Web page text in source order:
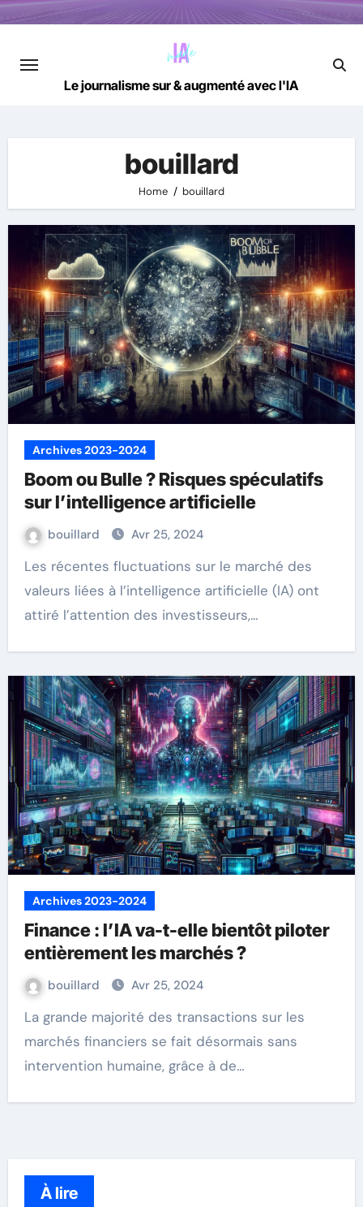
Skip
content
Le journalisme sur & augmenté avec l'IA
bouillard
Home bouillard
Archives 2023-2024
Boom ou Bulle ? Risques spéculatifs
sur l’intelligence artificielle
bouillard Avr 25, 2024
Les récentes fluctuations sur le marché des
valeurs liées à l’intelligence artificielle (IA) ont
attiré l’attention des investisseurs,…
Archives 2023-2024
Finance : l’IA va-t-elle bientôt piloter
entièrement les marchés ?
bouillard Avr 25, 2024
La grande majorité des transactions sur les
marchés financiers se fait désormais sans
intervention humaine, grâce à de…
À lire